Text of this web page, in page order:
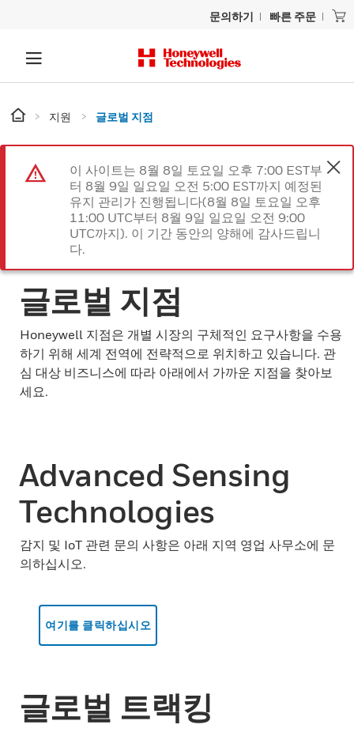
문의하기 빠른 주문
지원 글로벌 지점
이 사이트는 8월 8일 토요일 오후 7:00 EST부
터 8월 9일 일요일 오전 5:00 EST까지 예정된
유지 관리가 진행됩니다(8월 8일 토요일 오후
11:00 UTC부터 8월 9일 일요일 오전 9:00
UTC까지). 이 기간 동안의 양해에 감사드립니
다.
글로벌 지점
Honeywell 지점은 개별 시장의 구체적인 요구사항을 수용
하기 위해 세계 전역에 전략적으로 위치하고 있습니다. 관
심 대상 비즈니스에 따라 아래에서 가까운 지점을 찾아보
세요.
Advanced Sensing
Technologies
감지 및 IoT 관련 문의 사항은 아래 지역 영업 사무소에 문
의하십시오.
여기를 클릭하십시오
글로벌 트랙킹